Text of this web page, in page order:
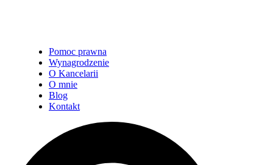
Pomoc prawna
Wynagrodzenie
O Kancelarii
O mnie
Blog
Kontakt